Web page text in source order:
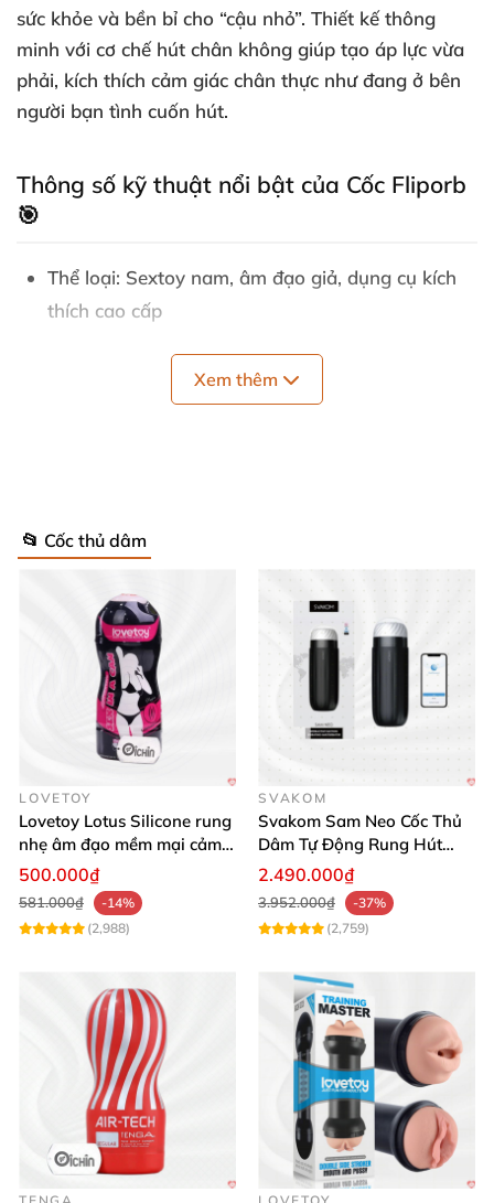
sức khỏe và bền bỉ cho “cậu nhỏ”. Thiết kế thông
minh với cơ chế hút chân không giúp tạo áp lực vừa
phải, kích thích cảm giác chân thực như đang ở bên
người bạn tình cuốn hút.
Thông số kỹ thuật nổi bật của Cốc Fliporb
🎯
Thể loại: Sextoy nam, âm đạo giả, dụng cụ kích
thích cao cấp
Chất liệu: PC cứng chắc + Medical TPE y tế mềm
mại, an toàn tuyệt đối với da và sức khỏe
đỉnh điểm, hỗ trợ luyện tập tăng cường sức khỏe
Thiết kế đặc biệt: Cốc có thể tách đôi giúp việc vệ
sinh trở nên dễ dàng, giữ cho sản phẩm luôn
sạch sẽ và bền bỉ
Độ bền cao, không thấm nước, dùng lâu dài đáng
Thương hiệu: Tenga – uy tín hàng đầu Nhật Bản
Xem thêm
📂 Cốc thủ dâm
LOVETOY
Lovetoy Lotus Silicone rung
nhẹ âm đạo mềm mại cảm
giác thật
500.000₫
581.000₫
-14%
(2,988)
SVAKOM
Svakom Sam Neo Cốc Thủ
Dâm Tự Động Rung Hút
App Điều Khiển Xa
2.490.000₫
3.952.000₫
-37%
(2,759)